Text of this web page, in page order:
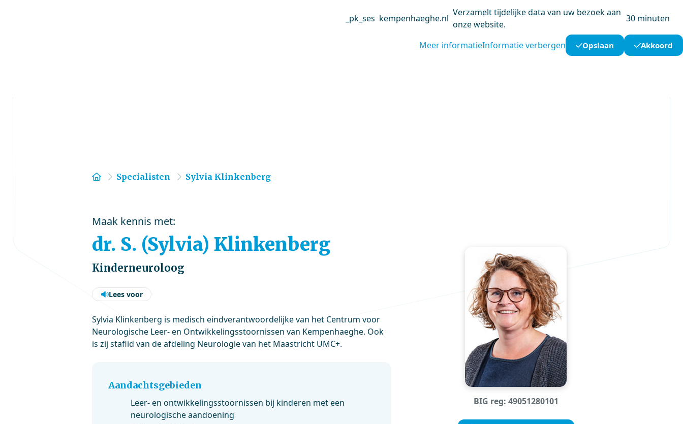
_pk_ses kempenhaeghe.nl
Verzamelt tijdelijke data van uw bezoek aan
onze website.
30 minuten
Meer informatieInformatie verbergen Opslaan Akkoord
Home
Specialisten Sylvia Klinkenberg
BIG reg: 49051280101
Maak kennis met:
dr. S. (Sylvia) Klinkenberg
Kinderneuroloog
Lees voor
Sylvia Klinkenberg is medisch eindverantwoordelijke van het Centrum voor
Neurologische Leer- en Ontwikkelingsstoornissen van Kempenhaeghe. Ook
is zij staflid van de afdeling Neurologie van het Maastricht UMC+.
Aandachtsgebieden
Leer- en ontwikkelingsstoornissen bij kinderen met een
neurologische aandoening